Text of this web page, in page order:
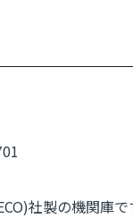
社製の機関庫で